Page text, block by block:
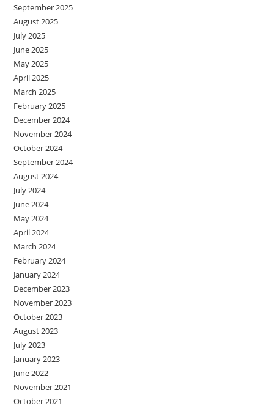
September 2025
August 2025
July 2025
June 2025
May 2025
April 2025
March 2025
February 2025
December 2024
November 2024
October 2024
September 2024
August 2024
July 2024
June 2024
May 2024
April 2024
March 2024
February 2024
January 2024
December 2023
November 2023
October 2023
August 2023
July 2023
January 2023
June 2022
November 2021
October 2021